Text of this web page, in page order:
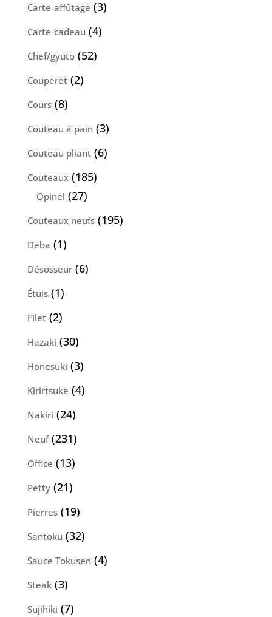
Carte-affûtage 33
Carte-cadeau 44
Chef/gyuto 5252
Couperet 22
Cours 88
produits
Couteau à pain 33
produits
Couteau pliant 66
Couteaux 185185
Opinel 2727
produits
Couteaux neufs 195195
Deba 11
produit
Désosseur 66
Étuis 11
produit
Filet 22
produits
Hazaki 3030
produits
Honesuki 33
produits
Kirirtsuke 44
Nakiri 2424
produits
Neuf 231231
produits
Office 1313
produits
Petty 2121
produits
Pierres 1919
produits
Santoku 3232
produits
Sauce Tokusen 44
Steak 33
produits
Sujihiki 77